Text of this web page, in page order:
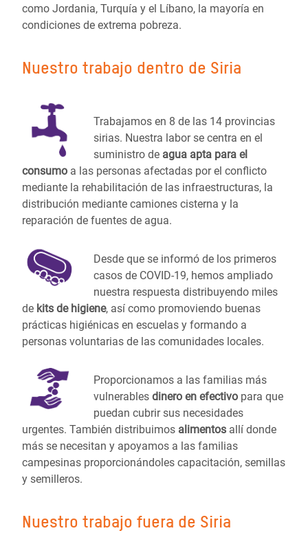
como Jordania, Turquía y el Líbano, la mayoría en
condiciones de extrema pobreza.
Nuestro trabajo dentro de Siria
Trabajamos en 8 de las 14 provincias
sirias. Nuestra labor se centra en el
suministro de agua apta para el
consumo a las personas afectadas por el conflicto
mediante la rehabilitación de las infraestructuras, la
distribución mediante camiones cisterna y la
reparación de fuentes de agua.
Desde que se informó de los primeros
casos de COVID-19, hemos ampliado
nuestra respuesta distribuyendo miles
de kits de higiene, así como promoviendo buenas
prácticas higiénicas en escuelas y formando a
personas voluntarias de las comunidades locales.
Proporcionamos a las familias más
vulnerables dinero en efectivo para que
puedan cubrir sus necesidades
urgentes. También distribuimos alimentos allí donde
más se necesitan y apoyamos a las familias
campesinas proporcionándoles capacitación, semillas
y semilleros.
Nuestro trabajo fuera de Siria